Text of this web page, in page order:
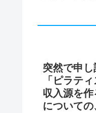
突然で申
「ピラテ
収入源を作
について